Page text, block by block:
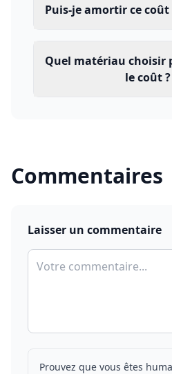
Puis-je amortir ce coût
Quel matériau choisir
le coût ?
Commentaires
Laisser un commentaire
Prouvez que vous êtes